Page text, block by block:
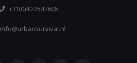
+31(0)40 2547606
info@urbansurvival.nl